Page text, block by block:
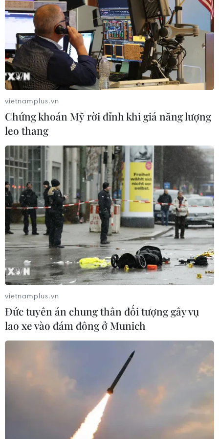
tiềm ẩn, đảm bảo giao thông an toàn.
Xác phi công máy bay TransAsia vẫn còn
nắm chặt cần điều khiển
06/02/2015 04:04
Thi thể của pPhi công trên chiếc máy bay gặp nạn của
TransAsia đã được đội cứu hộ tìm thấy trong tư thế vẫn
đang nắm chặt cần điều khiển máy bay trong buồng
lái.
vietnamplus.vn
Chứng khoán Mỹ rời đỉnh khi giá năng lượng
leo thang
vietnamplus.vn
Đức tuyên án chung thân đối tượng gây vụ
lao xe vào đám đông ở Munich